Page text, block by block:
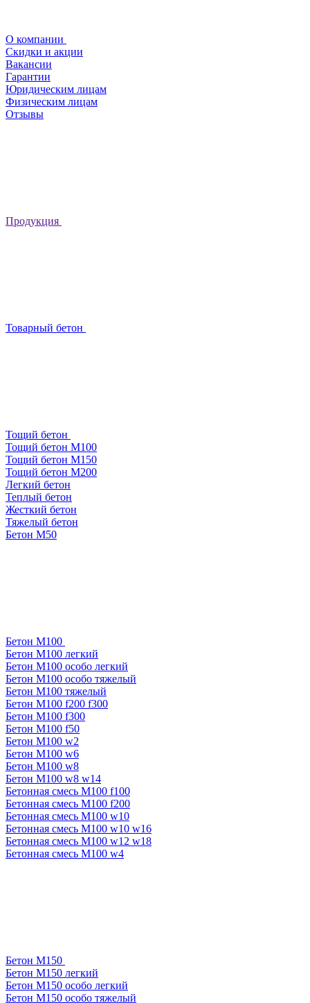
О компании
Скидки и акции
Вакансии
Гарантии
Юридическим лицам
Физическим лицам
Отзывы
Продукция
Товарный бетон
Тощий бетон
Тощий бетон М100
Тощий бетон М150
Тощий бетон М200
Легкий бетон
Теплый бетон
Жесткий бетон
Тяжелый бетон
Бетон М50
Бетон М100
Бетон М100 легкий
Бетон М100 особо легкий
Бетон М100 особо тяжелый
Бетон М100 тяжелый
Бетон М100 f200 f300
Бетон М100 f300
Бетон М100 f50
Бетон М100 w2
Бетон М100 w6
Бетон М100 w8
Бетон М100 w8 w14
Бетонная смесь М100 f100
Бетонная смесь М100 f200
Бетонная смесь М100 w10
Бетонная смесь М100 w10 w16
Бетонная смесь М100 w12 w18
Бетонная смесь М100 w4
Бетон М150
Бетон М150 легкий
Бетон М150 особо легкий
Бетон М150 особо тяжелый